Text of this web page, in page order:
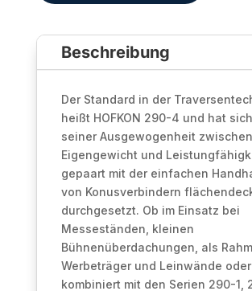
Black
Menge
Beschreibung
Der Standard in der
heißt HOFKON 290-4 und hat
seiner Ausgewogenheit zwischen
Eigengewicht und
gepaart mit der einfachen
von Konusverbindern
durchgesetzt. Ob im Einsatz bei
Messeständen, kleinen
Bühnenüberdachungen, als
Werbeträger und Leinwände oder
kombiniert mit den Serien 290-1,